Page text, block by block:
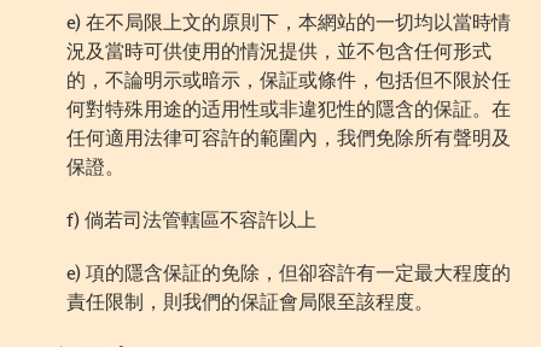
e) 在不局限上文的原則下，本網站的一切均以當時情
況及當時可供使用的情況提供，並不包含任何形式
的，不論明示或暗示，保証或條件，包括但不限於任
何對特殊用途的适用性或非違犯性的隱含的保証。在
任何適用法律可容許的範圍內，我們免除所有聲明及
保證。
f) 倘若司法管轄區不容許以上
e) 項的隱含保証的免除，但卻容許有一定最大程度的
責任限制，則我們的保証會局限至該程度。